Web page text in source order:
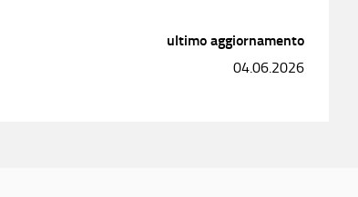
ultimo aggiornamento
04.06.2026